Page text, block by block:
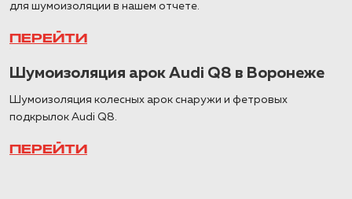
для шумоизоляции в нашем отчете.
ПЕРЕЙТИ
Шумоизоляция арок Audi Q8 в Воронеже
Шумоизоляция колесных арок снаружи и фетровых
подкрылок Audi Q8.
ПЕРЕЙТИ